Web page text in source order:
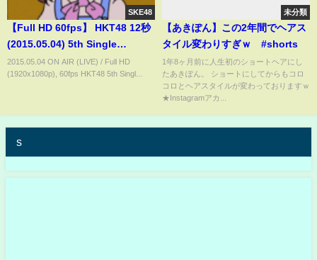
SKE48
【Full HD 60fps】 HKT48 12秒
(2015.05.04) 5th Single
"12seconds"
2015.05.04 ON AIR (LIVE) / Full HD
(1920x1080p), 60fps HKT48 5th Singl...
未分類
【あきぽん】この2年間でヘアス
タイル変わりすぎｗ #shorts
1年8ヶ月前に人生初のショートヘアにし
たあきぽん。 ショートにしてからもコロ
コロとヘアスタイルが変わっておりますｗ
★Instagramアカ...
s